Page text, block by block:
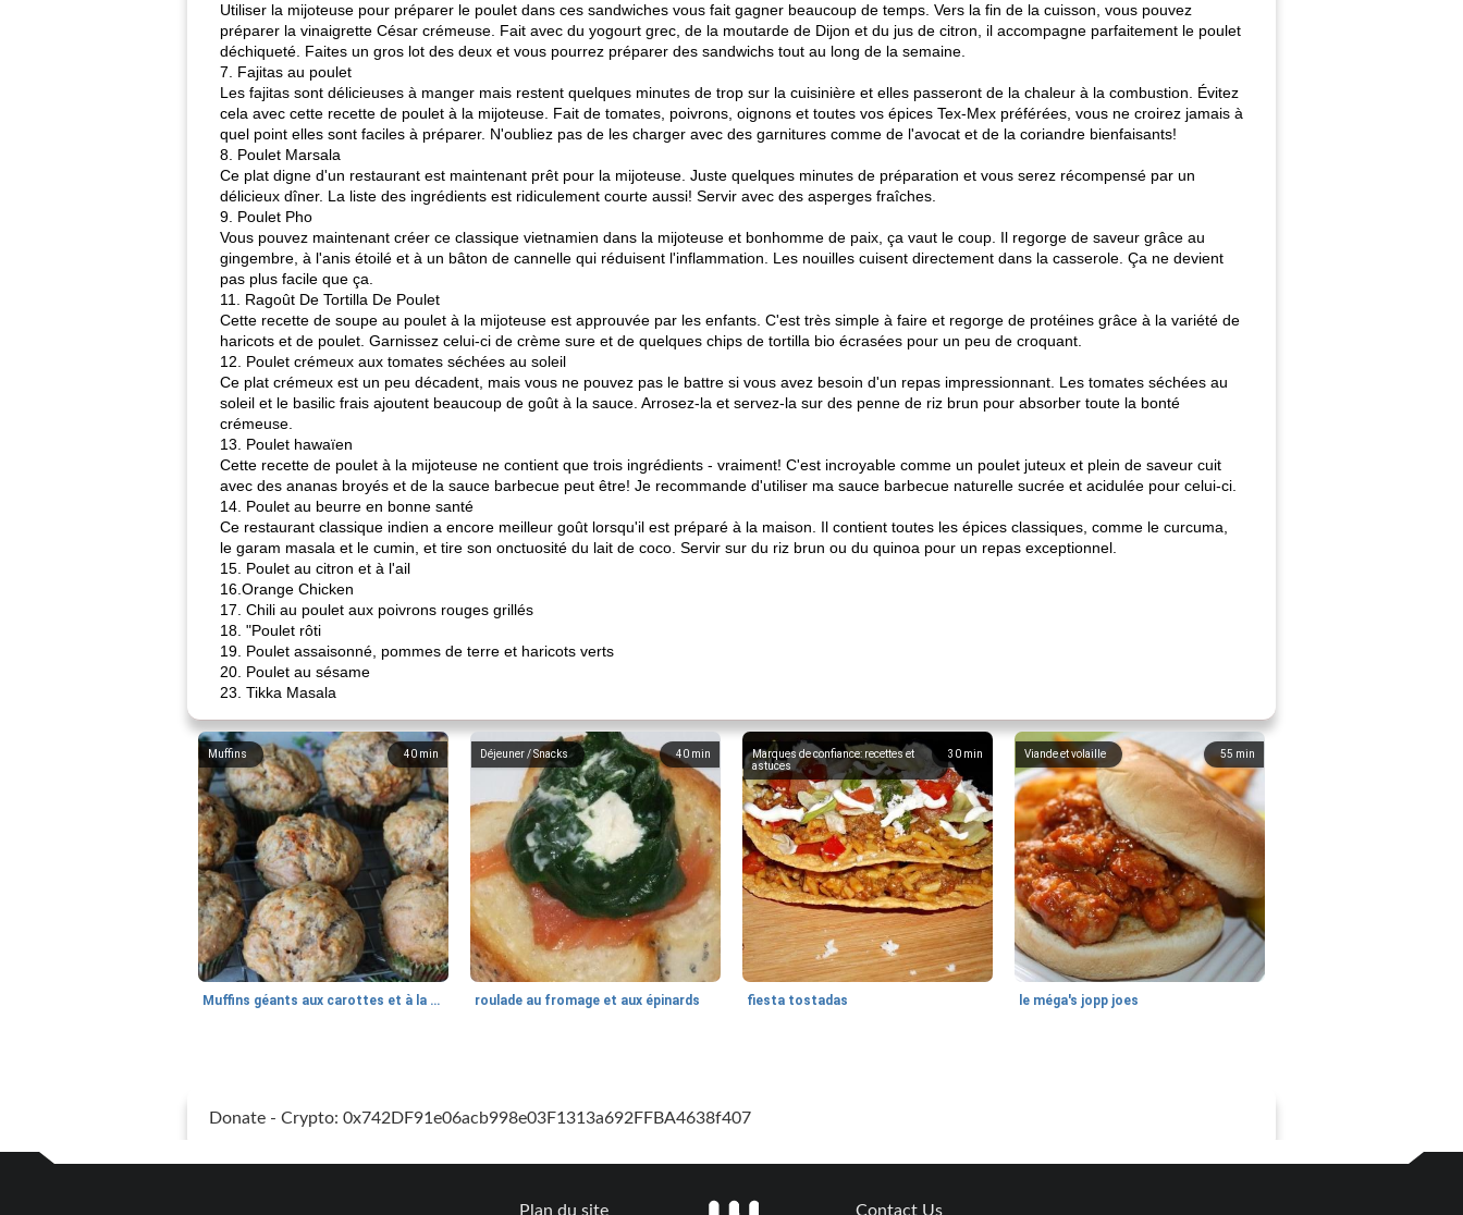
Utiliser la mijoteuse pour préparer le poulet dans ces sandwiches vous fait gagner beaucoup de temps. Vers la fin de la cuisson, vous pouvez
préparer la vinaigrette César crémeuse. Fait avec du yogourt grec, de la moutarde de Dijon et du jus de citron, il accompagne parfaitement le poulet
déchiqueté. Faites un gros lot des deux et vous pourrez préparer des sandwichs tout au long de la semaine.
7. Fajitas au poulet
Les fajitas sont délicieuses à manger mais restent quelques minutes de trop sur la cuisinière et elles passeront de la chaleur à la combustion. Évitez
cela avec cette recette de poulet à la mijoteuse. Fait de tomates, poivrons, oignons et toutes vos épices Tex-Mex préférées, vous ne croirez jamais à
quel point elles sont faciles à préparer. N'oubliez pas de les charger avec des garnitures comme de l'avocat et de la coriandre bienfaisants!
8. Poulet Marsala
Ce plat digne d'un restaurant est maintenant prêt pour la mijoteuse. Juste quelques minutes de préparation et vous serez récompensé par un
délicieux dîner. La liste des ingrédients est ridiculement courte aussi! Servir avec des asperges fraîches.
9. Poulet Pho
Vous pouvez maintenant créer ce classique vietnamien dans la mijoteuse et bonhomme de paix, ça vaut le coup. Il regorge de saveur grâce au
gingembre, à l'anis étoilé et à un bâton de cannelle qui réduisent l'inflammation. Les nouilles cuisent directement dans la casserole. Ça ne devient
pas plus facile que ça.
11. Ragoût De Tortilla De Poulet
Cette recette de soupe au poulet à la mijoteuse est approuvée par les enfants. C'est très simple à faire et regorge de protéines grâce à la variété de
haricots et de poulet. Garnissez celui-ci de crème sure et de quelques chips de tortilla bio écrasées pour un peu de croquant.
12. Poulet crémeux aux tomates séchées au soleil
Ce plat crémeux est un peu décadent, mais vous ne pouvez pas le battre si vous avez besoin d'un repas impressionnant. Les tomates séchées au
soleil et le basilic frais ajoutent beaucoup de goût à la sauce. Arrosez-la et servez-la sur des penne de riz brun pour absorber toute la bonté
crémeuse.
13. Poulet hawaïen
Cette recette de poulet à la mijoteuse ne contient que trois ingrédients - vraiment! C'est incroyable comme un poulet juteux et plein de saveur cuit
avec des ananas broyés et de la sauce barbecue peut être! Je recommande d'utiliser ma sauce barbecue naturelle sucrée et acidulée pour celui-ci.
14. Poulet au beurre en bonne santé
Ce restaurant classique indien a encore meilleur goût lorsqu'il est préparé à la maison. Il contient toutes les épices classiques, comme le curcuma,
le garam masala et le cumin, et tire son onctuosité du lait de coco. Servir sur du riz brun ou du quinoa pour un repas exceptionnel.
15. Poulet au citron et à l'ail
16.Orange Chicken
17. Chili au poulet aux poivrons rouges grillés
18. "Poulet rôti
19. Poulet assaisonné, pommes de terre et haricots verts
20. Poulet au sésame
23. Tikka Masala
40 min
Muffins
Muffins géants aux carottes et à la banane de Nif
40 min
Déjeuner / Snacks
roulade au fromage et aux épinards
30 min
Marques de confiance: recettes et
astuces
fiesta tostadas
55 min
Viande et volaille
le méga's jopp joes
Donate - Crypto: 0x742DF91e06acb998e03F1313a692FFBA4638f407
Plan du site Contact Us